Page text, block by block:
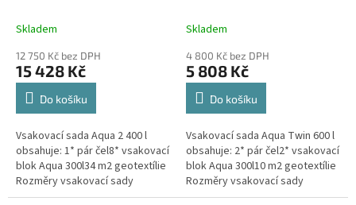
Skladem
12 750 Kč bez DPH
15 428 Kč
Do košíku
Vsakovací sada Aqua 2 400 l
obsahuje: 1* pár čel8* vsakovací
blok Aqua 300l34 m2 geotextílie
Rozměry vsakovací sady
960x80x52 cm Nosnost bloků až
Skladem
4 800 Kč bez DPH
5 808 Kč
Do košíku
Vsakovací sada Aqua Twin 600 l
obsahuje: 2* pár čel2* vsakovací
blok Aqua 300l10 m2 geotextílie
Rozměry vsakovací sady
120x80x104 cm Nosnost bloků